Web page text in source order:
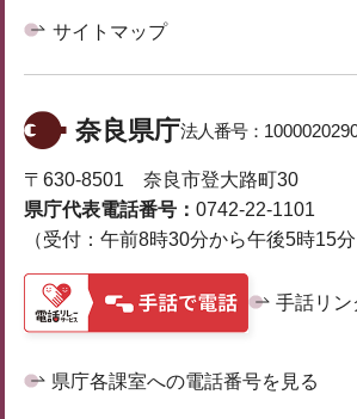
サイトマップ
奈良県庁法人番号：
〒630-8501 奈良市登大路町30
県庁代表電話番号： 0742-22-1101
（受付：午前8時30分から午後5時15分
手話リン
県庁各課室への電話番号を見る